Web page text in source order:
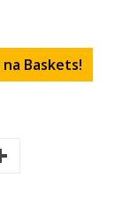
Baskets!